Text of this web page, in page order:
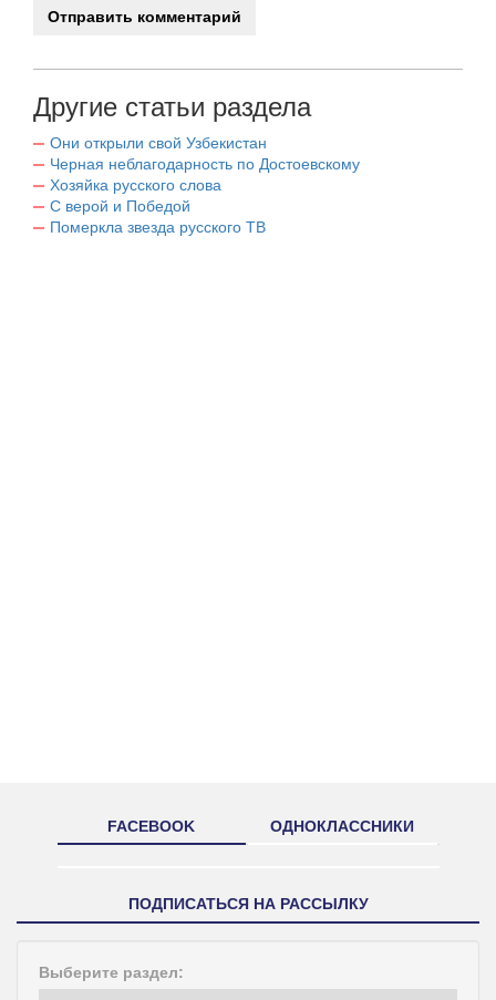
Другие статьи раздела
Они открыли свой Узбекистан
Черная неблагодарность по Достоевскому
Хозяйка русского слова
С верой и Победой
Померкла звезда русского ТВ
FACEBOOK ОДНОКЛАССНИКИ
ПОДПИСАТЬСЯ НА РАССЫЛКУ
Выберите раздел: